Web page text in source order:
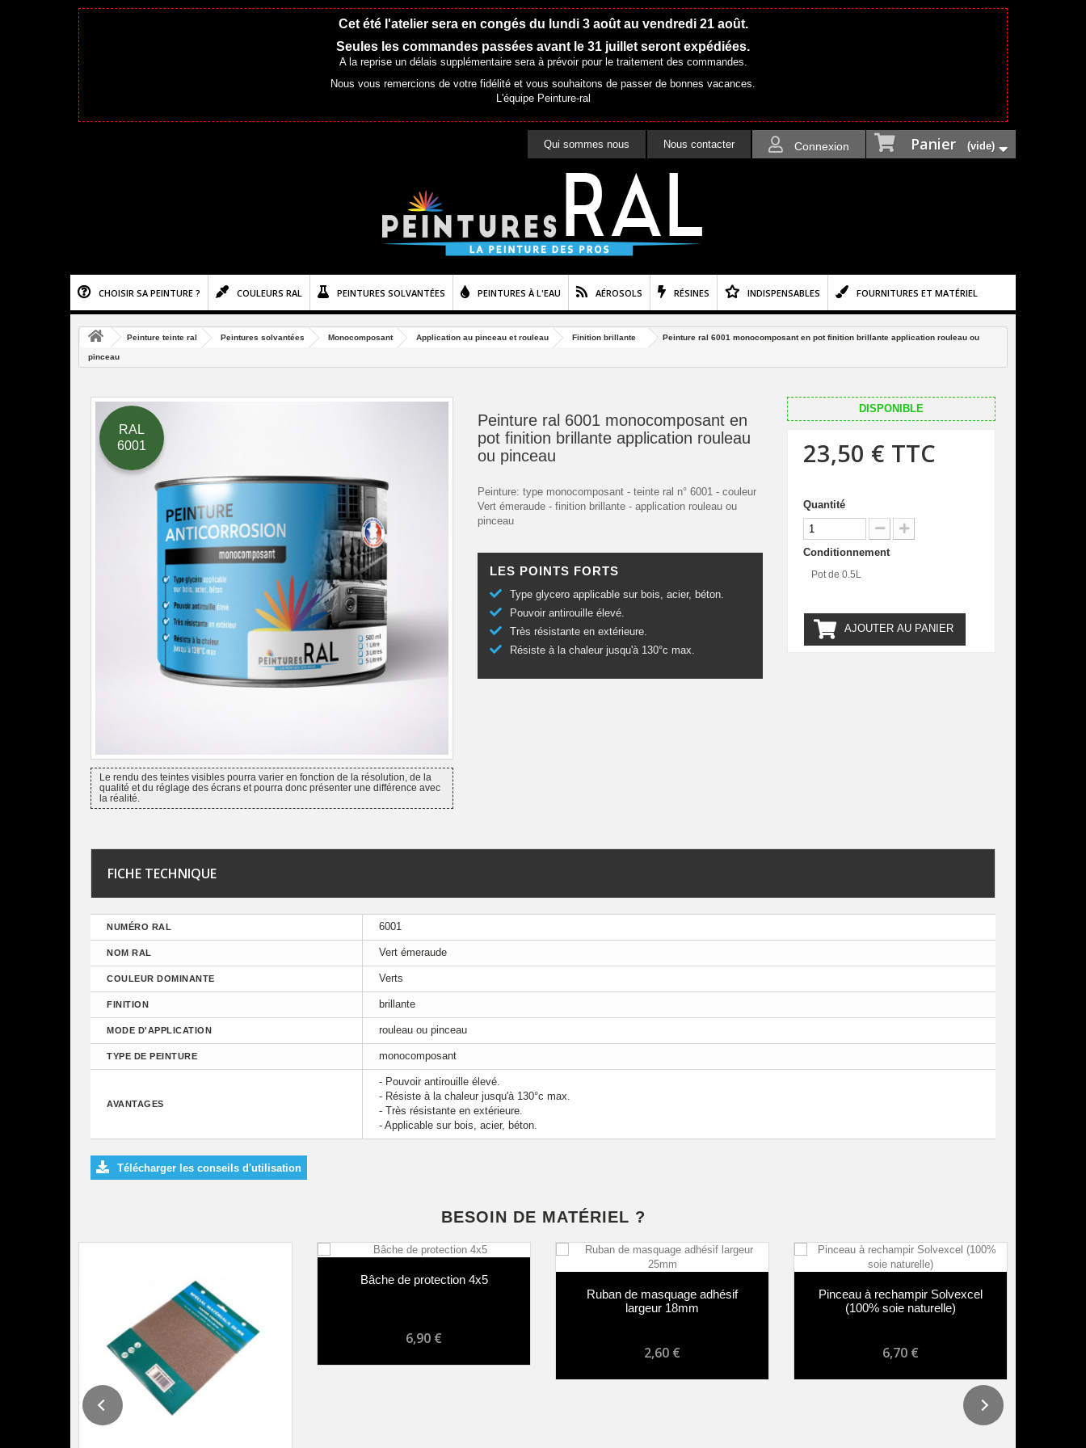
Cet été l'atelier sera en congés du lundi 3 août au vendredi 21 août.
Seules les commandes passées avant le 31 juillet seront expédiées.
A la reprise un délais supplémentaire sera à prévoir pour le traitement des commandes.
Nous vous remercions de votre fidélité et vous souhaitons de passer de bonnes vacances.
L'équipe Peinture-ral
Panier (vide)
Connexion
Nous contacter
Qui sommes nous
CHOISIR SA PEINTURE ? COULEURS RAL PEINTURES SOLVANTÉES PEINTURES À L'EAU AÉROSOLS RÉSINES INDISPENSABLES FOURNITURES ET MATÉRIEL
Peinture teinte ral Peintures solvantées Monocomposant Application au pinceau et rouleau Finition brillante Peinture ral 6001 monocomposant en pot finition brillante application rouleau ou
pinceau
RAL
6001
Le rendu des teintes visibles pourra varier en fonction de la résolution, de la
qualité et du réglage des écrans et pourra donc présenter une différence avec
la réalité.
Peinture ral 6001 monocomposant en
pot finition brillante application rouleau
ou pinceau
Peinture: type monocomposant - teinte ral n° 6001 - couleur
Vert émeraude - finition brillante - application rouleau ou
pinceau
LES POINTS FORTS
Type glycero applicable sur bois, acier, béton.
Pouvoir antirouille élevé.
Très résistante en extérieure.
Résiste à la chaleur jusqu'à 130°c max.
DISPONIBLE
23,50 € TTC
Quantité
Conditionnement
Pot de 0.5L
AJOUTER AU PANIER
FICHE TECHNIQUE
NUMÉRO RAL 6001
NOM RAL Vert émeraude
COULEUR DOMINANTE Verts
FINITION brillante
MODE D'APPLICATION rouleau ou pinceau
TYPE DE PEINTURE monocomposant
AVANTAGES
- Pouvoir antirouille élevé.
- Résiste à la chaleur jusqu'à 130°c max.
- Très résistante en extérieure.
- Applicable sur bois, acier, béton.
Télécharger les conseils d'utilisation
BESOIN DE MATÉRIEL ?
Bâche de protection 4x5
6,90 €
Ruban de masquage adhésif
largeur 18mm
2,60 €
Pinceau à rechampir Solvexcel
(100% soie naturelle)
6,70 €